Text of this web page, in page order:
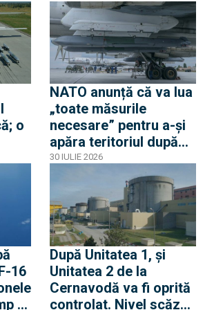
despre mobilizare
o
NATO anunță că va lua
„toate măsurile
necesare” pentru a-și
apăra teritoriul după
ce o rachetă rusă a
explodat în Polonia
30 IULIE 2026
16
o
După Unitatea 1, și
Unitatea 2 de la
Cernavodă va fi oprită
controlat. Nivel scăzut